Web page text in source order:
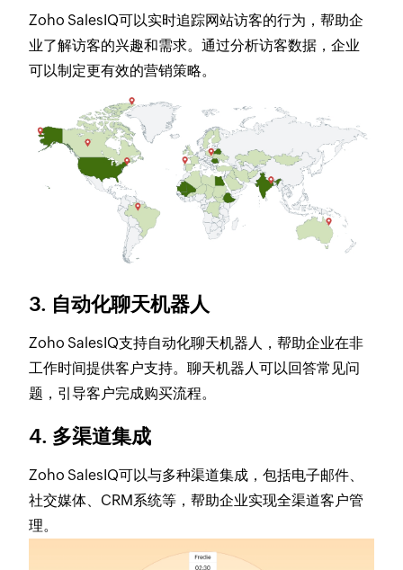
Zoho SalesIQ可以实时追踪网站访客的行为，帮助企
业了解访客的兴趣和需求。通过分析访客数据，企业
可以制定更有效的营销策略。
3. 自动化聊天机器人
Zoho SalesIQ支持自动化聊天机器人，帮助企业在非
工作时间提供客户支持。聊天机器人可以回答常见问
题，引导客户完成购买流程。
4. 多渠道集成
Zoho SalesIQ可以与多种渠道集成，包括电子邮件、
社交媒体、CRM系统等，帮助企业实现全渠道客户管
理。